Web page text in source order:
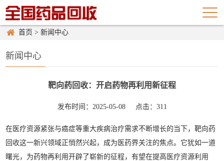
首页 >新闻中心
新闻中心
靶向药回收：开启药物再利用新征程
发布时间：2025-05-08 点击：311
在医疗资源紧张与癌症等重大疾病治疗需求不断增长的当下，靶向药
回收这一新兴领域正悄然兴起，成为医药界关注的焦点。它犹如一道
曙光，为药物再利用开辟了崭新的征程，有望在提高医疗资源利用